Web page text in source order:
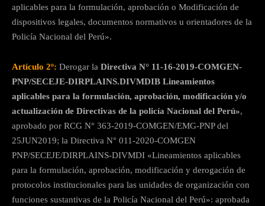
aplicables para la formulación, aprobación o Modificación de
dispositivos legales, documentos normativos u orientadores de la
Policía Nacional del Perú».
Artículo 2º: Derogar la Directiva N° 11-16-2019-COMGEN-
PNP/SECEJE-DIRPLAINS.DIVMDIB Lineamientos
aplicables para la formulación, aprobación, modificación y/o
actualización de Directivas de la policía Nacional del Perú»,
aprobado por RCG N° 363-2019-COMGEN/EMG-PNP del
25JUN2019; la Directiva N° 011-2020-COMGEN
PNP/SECEJE/DIRPLAINS-DIVMDI «Lineamientos aplicables
para la formulación, aprobación, modificación y derogación de
protocolos institucionales para las unidades de organización con
funciones sustantivas de la Policía Nacional del Perú»: aprobada